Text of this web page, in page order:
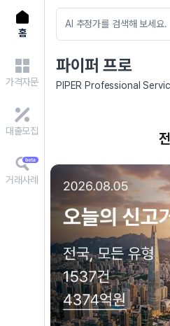
홈
가격자문
대출모집
거래사례
파이퍼 프로
PIPER Professional